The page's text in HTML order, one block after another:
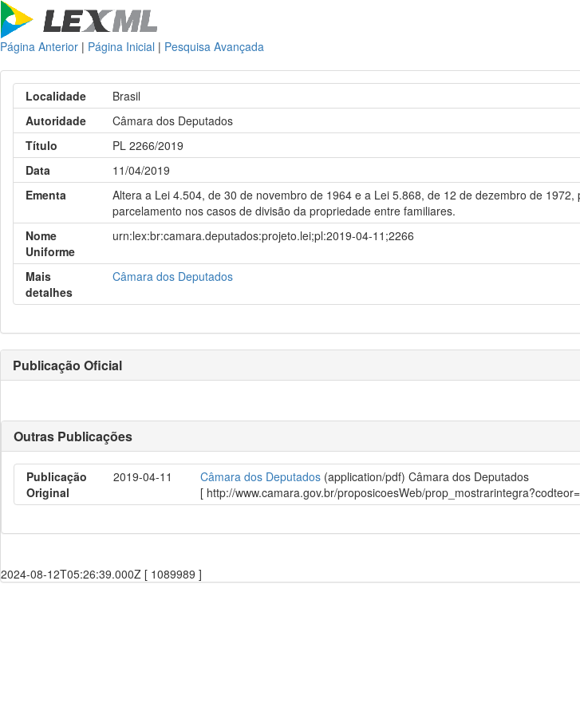
Página Anterior | Página Inicial | Pesquisa Avançada
Localidade
Brasil
Autoridade
Câmara dos Deputados
Título
PL 2266/2019
Data
11/04/2019
Ementa
Altera a Lei 4.504, de 30 de novembro de 1964 e a Lei 5.868, de 12 de dezembro de
parcelamento nos casos de divisão da propriedade entre familiares.
Nome
Uniforme
urn:lex:br:camara.deputados:projeto.lei;pl:2019-04-11;2266
Mais
detalhes
Câmara dos Deputados
Publicação Oficial
Outras Publicações
Publicação
Original
2019-04-11 Câmara dos Deputados (application/pdf) Câmara dos Deputados
[ http://www.camara.gov.br/proposicoesWeb/
2024-08-12T05:26:39.000Z [ 1089989 ]